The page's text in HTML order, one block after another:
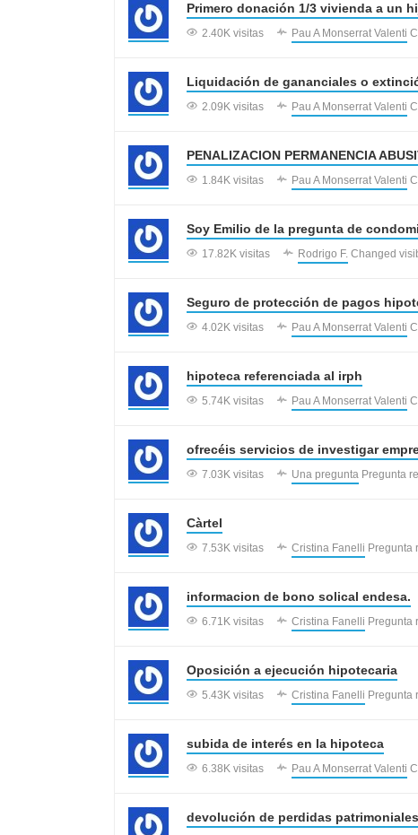
Primero donación 1/3 vivienda a un
2.40K visitas Pau A Monserrat Valenti
Liquidación de gananciales o
2.09K visitas Pau A Monserrat Valenti
PENALIZACION PERMANENCIA
1.84K visitas Pau A Monserrat Valenti
Soy Emilio de la pregunta de
17.82K visitas Rodrigo F. Changed
Seguro de protección de pagos
4.02K visitas Pau A Monserrat Valenti
hipoteca referenciada al irph
5.74K visitas Pau A Monserrat Valenti
ofrecéis servicios de investigar
7.03K visitas Una pregunta Pregunta
Càrtel
7.53K visitas Cristina Fanelli Pregunta
informacion de bono solical endesa.
6.71K visitas Cristina Fanelli Pregunta
Oposición a ejecución hipotecaria
5.43K visitas Cristina Fanelli Pregunta
subida de interés en la hipoteca
6.38K visitas Pau A Monserrat Valenti
devolución de perdidas patrimoniales